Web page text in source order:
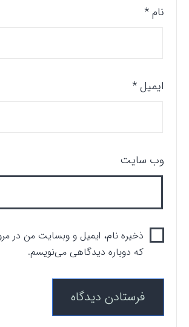
نام*
ایمیل*
وب‌ سایت
ذخیره نام، ایمیل و وبسایت من در
که دوباره دیدگاهی می‌نویسم.